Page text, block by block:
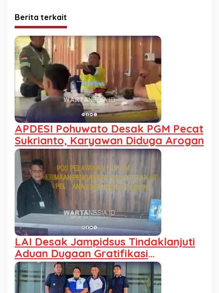
Berita terkait
APDESI Pohuwato Desak PGM Pecat
Sukrianto, Karyawan Diduga Arogan
LAI Desak Jampidsus Tindaklanjuti
Aduan Dugaan Gratifikasi
Pengalihan IUP KUD Dharma Tani